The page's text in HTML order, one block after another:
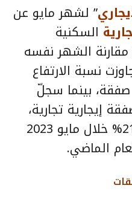
” لشهر مايو عن
السكنية
المسجلة خلال مايو 2023 مقارنة الشهر نفسه
نسبة الارتفاع
من 203 آلاف صفقة، بينما سجلّ
من 59 ألف صفقة إيجارية تجارية،
بنسبة ارتفاع تقدر بنحو 210% خلال مايو 2023
الماضي.